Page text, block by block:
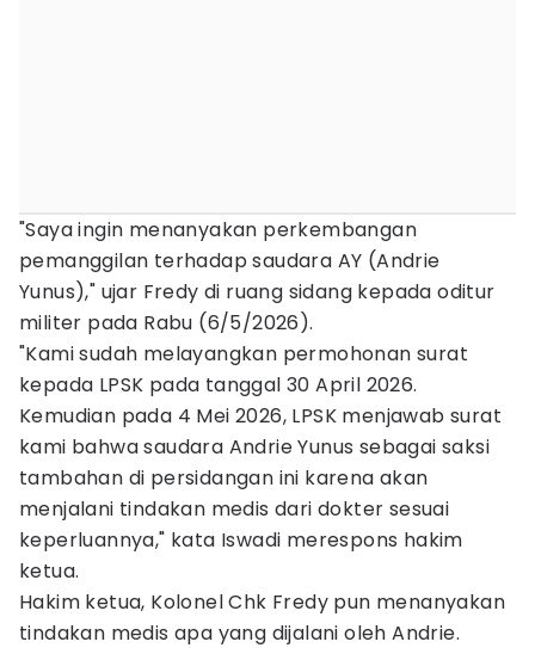
"Saya ingin menanyakan perkembangan
pemanggilan terhadap saudara AY (Andrie
Yunus)," ujar Fredy di ruang sidang kepada oditur
militer pada Rabu (6/5/2026).
"Kami sudah melayangkan permohonan surat
kepada LPSK pada tanggal 30 April 2026.
Kemudian pada 4 Mei 2026, LPSK menjawab surat
kami bahwa saudara Andrie Yunus sebagai saksi
tambahan di persidangan ini karena akan
menjalani tindakan medis dari dokter sesuai
keperluannya," kata Iswadi merespons hakim
ketua.
Hakim ketua, Kolonel Chk Fredy pun menanyakan
tindakan medis apa yang dijalani oleh Andrie.